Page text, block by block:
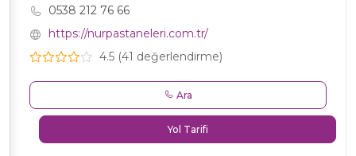
0538 212 76 66
https://nurpastaneleri.com.tr/
4.5 (41 değerlendirme)
Ara
Yol Tarifi